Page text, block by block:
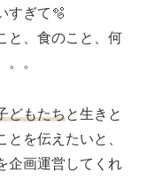
すぎて🫧
と、食のこと、何
。
どもたちと生きと
を伝えたいと、
企画運営してくれ